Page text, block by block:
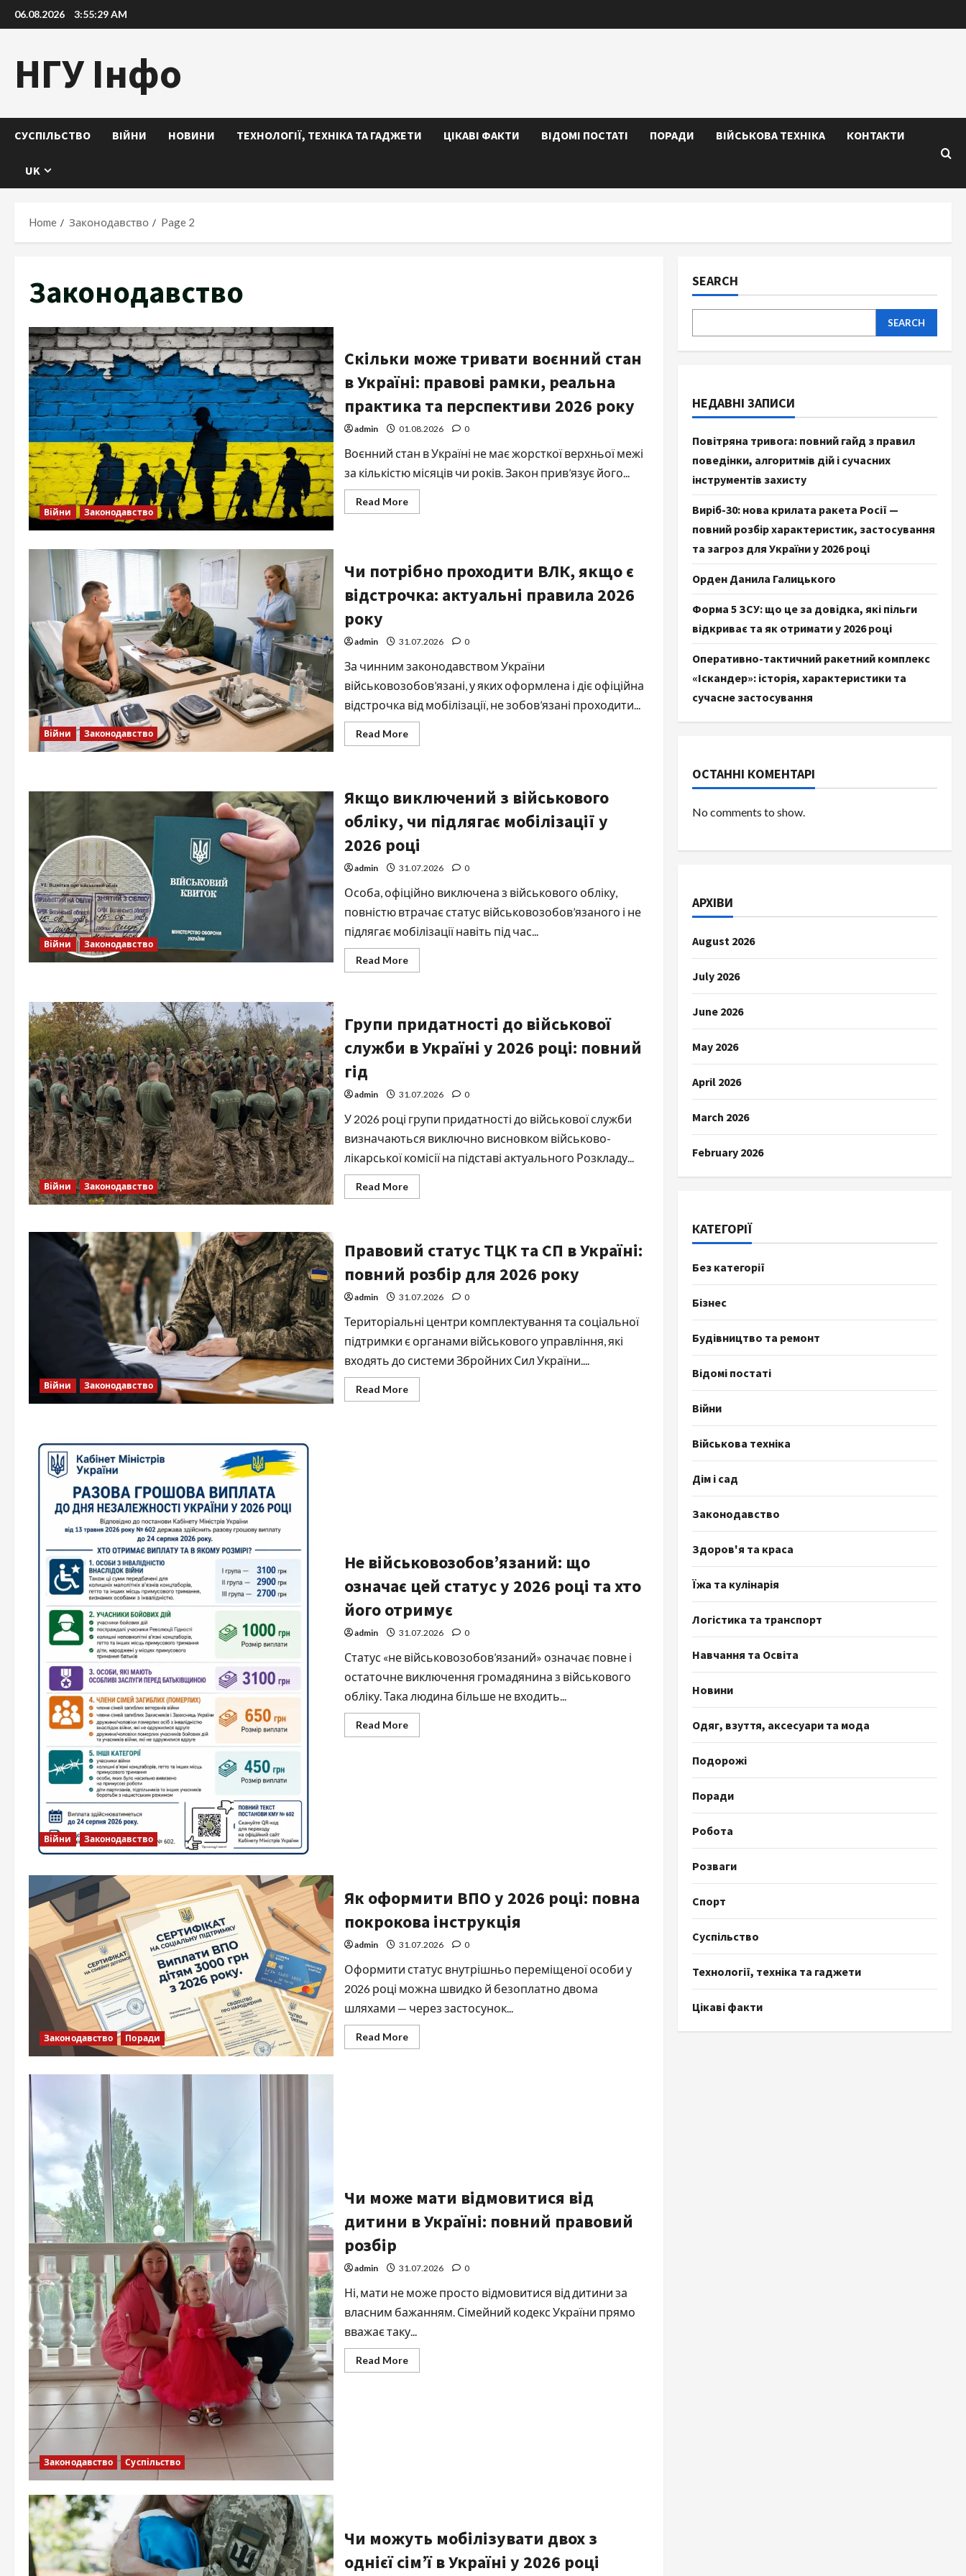
Skip
to
06.08.2026 3:55:30 AM
НГУ Інфо
СУСПІЛЬСТВО ВІЙНИ НОВИНИ ТЕХНОЛОГІЇ, ТЕХНІКА ТА ГАДЖЕТИ ЦІКАВІ ФАКТИ ВІДОМІ ПОСТАТІ ПОРАДИ ВІЙСЬКОВА ТЕХНІКА КОНТАКТИ
UK
Home Законодавство Page 2
Законодавство
Війни Законодавство
Скільки може тривати воєнний стан
в Україні: правові рамки, реальна
практика та перспективи 2026 року
admin 01.08.2026 0
Воєнний стан в Україні не має жорсткої верхньої межі
за кількістю місяців чи років. Закон прив’язує його...
Read MoreRead
more
стан
в
Україні:
правові
та
2026
року
Війни Законодавство
Чи потрібно проходити ВЛК, якщо є
відстрочка: актуальні правила 2026
року
admin 31.07.2026 0
За чинним законодавством України
військовозобов’язані, у яких оформлена і діє офіційна
відстрочка від мобілізації, не зобов’язані проходити...
Read MoreRead
more
ВЛК,
якщо
відстрочка:
актуальні
правила
2026
року
Війни Законодавство
Якщо виключений з військового
обліку, чи підлягає мобілізації у
2026 році
admin 31.07.2026 0
Особа, офіційно виключена з військового обліку,
повністю втрачає статус військовозобов’язаного і не
підлягає мобілізації навіть під час...
Read MoreRead
more
військового
обліку,
підлягає
мобілізації
році
Війни Законодавство
Групи придатності до військової
служби в Україні у 2026 році: повний
гід
admin 31.07.2026 0
У 2026 році групи придатності до військової служби
визначаються виключно висновком військово-
лікарської комісії на підставі актуального Розкладу...
Read MoreRead
more
військової
служби
Україні
у
2026
повний
гід
Війни Законодавство
Правовий статус ТЦК та СП в Україні:
повний розбір для 2026 року
admin 31.07.2026 0
Територіальні центри комплектування та соціальної
підтримки є органами військового управління, які
входять до системи Збройних Сил України....
Read MoreRead
more
Війни Законодавство
Не військовозобов’язаний: що
означає цей статус у 2026 році та хто
його отримує
admin 31.07.2026 0
Статус «не військовозобов’язаний» означає повне і
остаточне виключення громадянина з військового
обліку. Така людина більше не входить...
Read MoreRead
more
Законодавство Поради
Як оформити ВПО у 2026 році: повна
покрокова інструкція
admin 31.07.2026 0
Оформити статус внутрішньо переміщеної особи у
2026 році можна швидко й безоплатно двома
шляхами — через застосунок...
Read MoreRead
more
Законодавство Суспільство
Чи може мати відмовитися від
дитини в Україні: повний правовий
розбір
admin 31.07.2026 0
Ні, мати не може просто відмовитися від дитини за
власним бажанням. Сімейний кодекс України прямо
вважає таку...
Read MoreRead
more
Чи можуть мобілізувати двох з
однієї сім’ї в Україні у 2026 році
SEARCH
SEARCH
НЕДАВНІ ЗАПИСИ
Повітряна тривога: повний гайд з правил
поведінки, алгоритмів дій і сучасних
інструментів захисту
Виріб-30: нова крилата ракета Росії —
повний розбір характеристик, застосування
та загроз для України у 2026 році
Орден Данила Галицького
Форма 5 ЗСУ: що це за довідка, які пільги
відкриває та як отримати у 2026 році
Оперативно-тактичний ракетний комплекс
«Іскандер»: історія, характеристики та
сучасне застосування
ОСТАННІ КОМЕНТАРІ
No comments to show.
АРХІВИ
August 2026
July 2026
June 2026
May 2026
April 2026
March 2026
February 2026
КАТЕГОРІЇ
Без категорії
Бізнес
Будівництво та ремонт
Відомі постаті
Війни
Військова техніка
Дім і сад
Законодавство
Здоров'я та краса
Їжа та кулінарія
Логістика та транспорт
Навчання та Освіта
Новини
Одяг, взуття, аксесуари та мода
Подорожі
Поради
Робота
Розваги
Спорт
Суспільство
Технології, техніка та гаджети
Цікаві факти